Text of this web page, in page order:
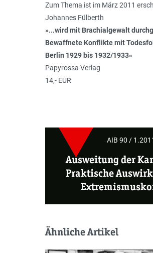
Zum Thema ist im März 2011
Johannes Fülberth
»...wird mit Brachialgewalt
Bewaffnete Konflikte mit
Berlin 1929 bis 1932/1933«
Papyrossa Verlag
14,- EUR
AIB 90 /
Ausweitung der
Praktische
Ähnliche Artikel